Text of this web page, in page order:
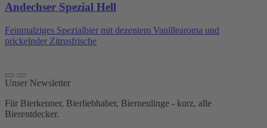
Andechser Spezial Hell
Feinmalziges Spezialbier mit dezentem Vanillearoma und
prickelnder Zitrusfrische
Unser Newsletter
Für Bierkenner, Bierliebhaber, Bierneulinge - kurz, alle
Bierentdecker.